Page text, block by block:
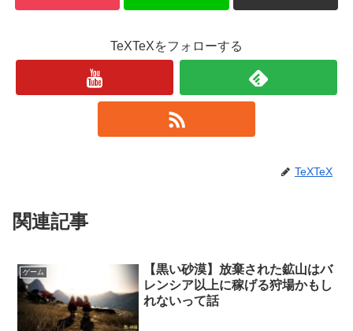
TeXTeXをフォローする
TeXTeX
関連記事
ゲーム
【黒い砂漠】放棄された鉱山はバ
レンシア以上に稼げる狩場かもし
れないって話